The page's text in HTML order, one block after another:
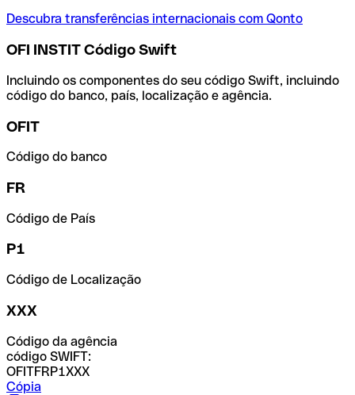
Descubra transferências internacionais com Qonto
OFI INSTIT Código Swift
Incluindo os componentes do seu código Swift, incluindo
código do banco, país, localização e agência.
OFIT
Código do banco
FR
Código de País
P1
Código de Localização
XXX
Código da agência
código SWIFT:
OFITFRP1XXX
Cópia